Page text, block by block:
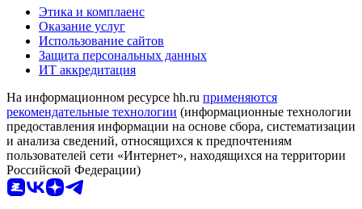
Этика и комплаенс
Оказание услуг
Использование сайтов
Защита персональных данных
ИТ аккредитация
На информационном ресурсе hh.ru применяются
рекомендательные технологии (информационные технологии
предоставления информации на основе сбора, систематизации
и анализа сведений, относящихся к предпочтениям
пользователей сети «Интернет», находящихся на территории
Российской Федерации)